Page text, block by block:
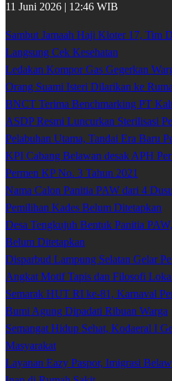
11 Juni 2026 | 12:46 WIB
Sambut Jamaah Haji Kloter 17, Tim
Langsung Cek Kesehatan
Ledakan Kompor Gas Gegerkan
Orang Suami Isteri Dilarikan ke
BNCT Terima Benchmarking PT
ASDP Resmi Luncurkan Sterilisasi
Pelabuhan Utama, Tandai Era Baru
KPI Cabang Belawan desak APH
Permen KP No. 3 Tahun 2021
Nama Calon Panitia PAW dari 4
Pemilihan Kades Belum Ditetapkan
Desa Tengkujuh Bentuk Panitia
Belum Ditetapkan
Disparbud Lampung Selatan Gelar
Angkat Motif Tapis dan Filosofi
Semarak HUT RI ke-81, Karnaval
Bumi Agung Dipadati Ribuan Warga
Semangat Hidup Sehat, Kodaeral I
Masyarakat
Layanan Eazy Paspor, Imigrasi